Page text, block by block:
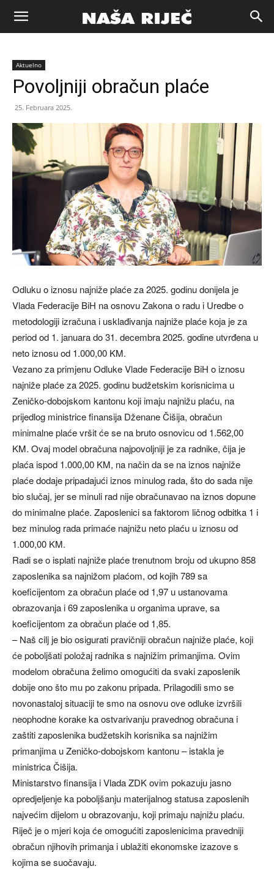
Naša
riječ
Zenica
Aktuelno
Povoljniji obračun plaće
25. Februara 2025.
Odluku o iznosu najniže plaće za 2025. godinu donijela je
Vlada Federacije BiH na osnovu Zakona o radu i Uredbe o
metodologiji izračuna i usklađivanja najniže plaće koja je za
period od 1. januara do 31. decembra 2025. godine utvrđena u
neto iznosu od 1.000,00 KM.
Vezano za primjenu Odluke Vlade Federacije BiH o iznosu
najniže plaće za 2025. godinu budžetskim korisnicima u
Zeničko-dobojskom kantonu koji imaju najnižu plaću, na
prijedlog ministrice finansija Dženane Čišija, obračun
minimalne plaće vršit će se na bruto osnovicu od 1.562,00
KM. Ovaj model obračuna najpovoljniji je za radnike, čija je
plaća ispod 1.000,00 KM, na način da se na iznos najniže
plaće dodaje pripadajući iznos minulog rada, što do sada nije
bio slučaj, jer se minuli rad nije obračunavao na iznos dopune
do minimalne plaće. Zaposlenici sa faktorom ličnog odbitka 1 i
bez minulog rada primaće najnižu neto plaću u iznosu od
1.000,00 KM.
Radi se o isplati najniže plaće trenutnom broju od ukupno 858
zaposlenika sa najnižom plaćom, od kojih 789 sa
koeficijentom za obračun plaće od 1,97 u ustanovama
obrazovanja i 69 zaposlenika u organima uprave, sa
koeficijentom za obračun plaće od 1,85.
– Naš cilj je bio osigurati pravičniji obračun najniže plaće, koji
će poboljšati položaj radnika s najnižim primanjima. Ovim
modelom obračuna želimo omogućiti da svaki zaposlenik
dobije ono što mu po zakonu pripada. Prilagodili smo se
novonastaloj situaciji te smo na osnovu ove odluke izvršili
neophodne korake ka ostvarivanju pravednog obračuna i
zaštiti zaposlenika budžetskih korisnika sa najnižim
primanjima u Zeničko-dobojskom kantonu – istakla je
ministrica Čišija.
Ministarstvo finansija i Vlada ZDK ovim pokazuju jasno
opredjeljenje ka poboljšanju materijalnog statusa zaposlenih
najvećim dijelom u obrazovanju, koji primaju najnižu plaću.
Riječ je o mjeri koja će omogućiti zaposlenicima pravedniji
obračun njihovih primanja i ublažiti ekonomske izazove s
kojima se suočavaju.